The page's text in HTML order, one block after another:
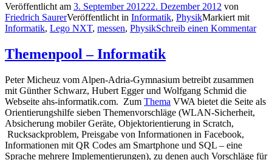
Veröffentlicht am 3. September 201222. Dezember 2012 von
Friedrich SaurerVeröffentlicht in Informatik, PhysikMarkiert mit
Informatik, Lego NXT, messen, PhysikSchreib einen Kommentar
Themenpool – Informatik
Peter Micheuz vom Alpen-Adria-Gymnasium betreibt zusammen
mit Günther Schwarz, Hubert Egger und Wolfgang Schmid die
Webseite ahs-informatik.com. Zum Thema VWA bietet die Seite als
Orientierungshilfe sieben Themenvorschläge (WLAN-Sicherheit,
Absicherung mobiler Geräte, Objektorientierung in Scratch,
Rucksackproblem, Preisgabe von Informationen in Facebook,
Informationen mit QR Codes am Smartphone und SQL – eine
Sprache mehrere Implementierungen), zu denen auch Vorschläge für